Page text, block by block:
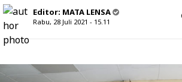
Editor: MATA LENSA
Rabu, 28 Juli 2021 - 15.11